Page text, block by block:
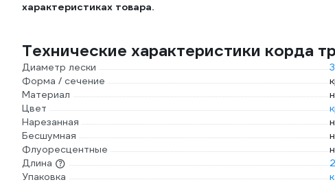
характеристиках товара.
Технические характеристики корда
Диаметр лески
Форма / сечение
Материал
Цвет
Нарезанная
Бесшумная
Флуоресцентные
Длина
Упаковка